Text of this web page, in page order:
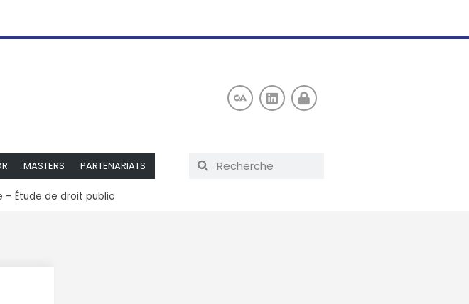
MASTERS PARTENARIATS
– Étude de droit public